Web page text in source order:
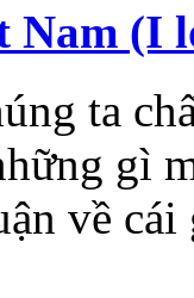
Nam (I
ta
gì
về